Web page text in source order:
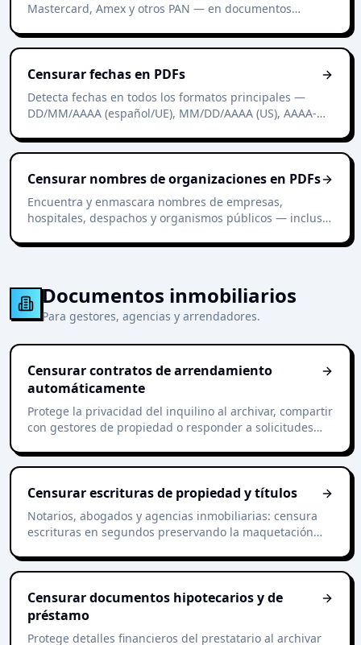
Mastercard, Amex y otros PAN — en documentos
Censurar fechas en PDFs
Detecta fechas en todos los formatos principales —
DD/MM/AAAA (español/UE), MM/DD/AAAA (US), AAAA-
enmascáralas automáticamente.
Censurar nombres de organizaciones en PDFs
Encuentra y enmascara nombres de empresas,
hospitales, despachos y organismos públicos — incluso
«Inc.».
Documentos inmobiliarios
Para gestores, agencias y arrendadores.
Censurar contratos de arrendamiento
automáticamente
Protege la privacidad del inquilino al archivar, compartir
con gestores de propiedad o responder a solicitudes
Censurar escrituras de propiedad y títulos
Notarios, abogados y agencias inmobiliarias: censura
escrituras en segundos preservando la maquetación
Censurar documentos hipotecarios y de
préstamo
Protege detalles financieros del prestatario al archivar